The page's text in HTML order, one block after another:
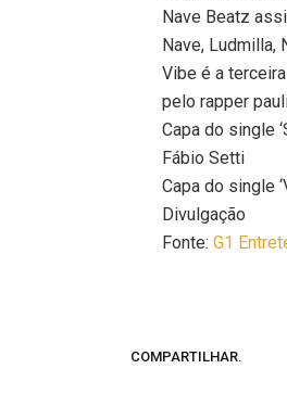
Nave Beatz
Nave, Ludmilla,
Vibe é a
pelo rapper
Capa do single
Fábio Setti
Capa do single
Divulgação
Fonte:G1
COMPARTILHAR.